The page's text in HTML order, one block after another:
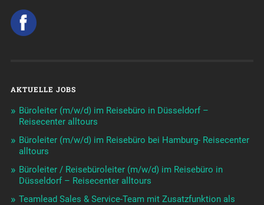
AKTUELLE JOBS
Büroleiter (m/w/d) im Reisebüro in Düsseldorf –
Reisecenter alltours
Büroleiter (m/w/d) im Reisebüro bei Hamburg- Reisecenter
alltours
Büroleiter / Reisebüroleiter (m/w/d) im Reisebüro in
Düsseldorf – Reisecenter alltours
Teamlead Sales & Service-Team mit Zusatzfunktion als